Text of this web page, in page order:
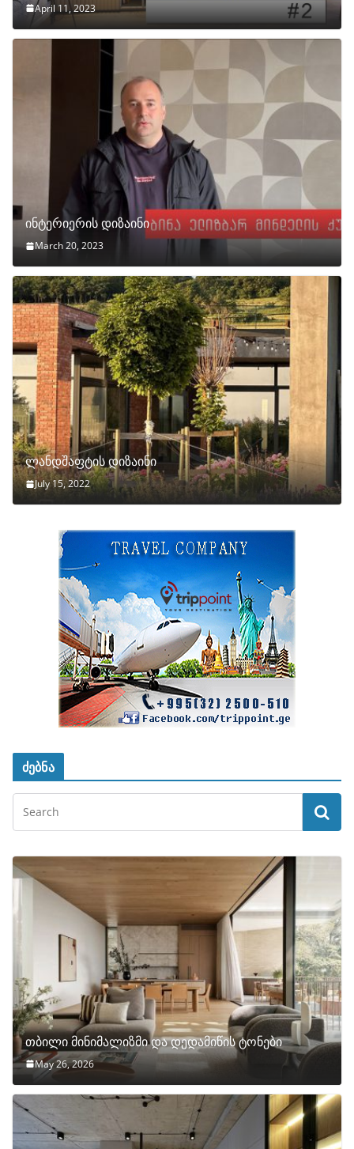
April 11, 2023
ინტერიერის დიზაინი
March 20, 2023
ლანდშაფტის დიზაინი
July 15, 2022
ძებნა
თბილი მინიმალიზმი და დედამიწის ტონები
May 26, 2026